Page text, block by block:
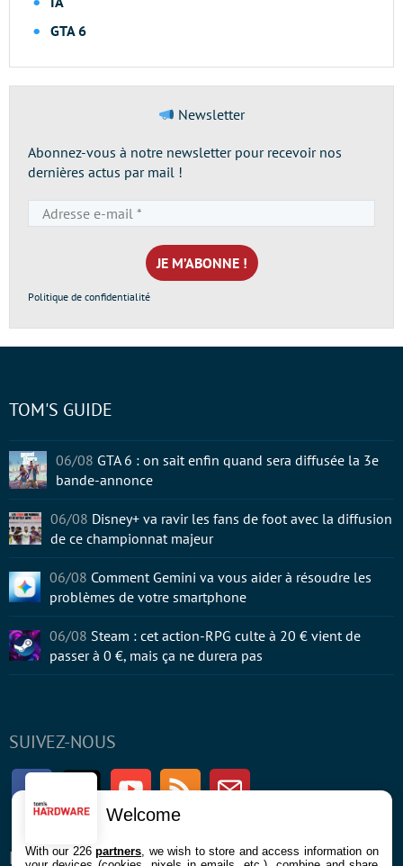
GTA 6
Newsletter
Abonnez-vous à notre newsletter pour recevoir nos
dernières actus par mail !
e-
mail
*
Politique de confidentialité
SUIVEZ-NOUS
FacebookTwitter Youtube RSS Newsletter
ENTREPRISE À PROPOS
TOM'S GUIDE
06/08 GTA 6 : on sait enfin quand sera diffusée la 3e
bande-annonce
06/08 Disney+ va ravir les fans de foot avec la diffusion
de ce championnat majeur
06/08 Comment Gemini va vous aider à résoudre les
problèmes de votre smartphone
06/08 Steam : cet action-RPG culte à 20 € vient de
passer à 0 €, mais ça ne durera pas
Welcome
With our 226partners , we wish to store and access information on